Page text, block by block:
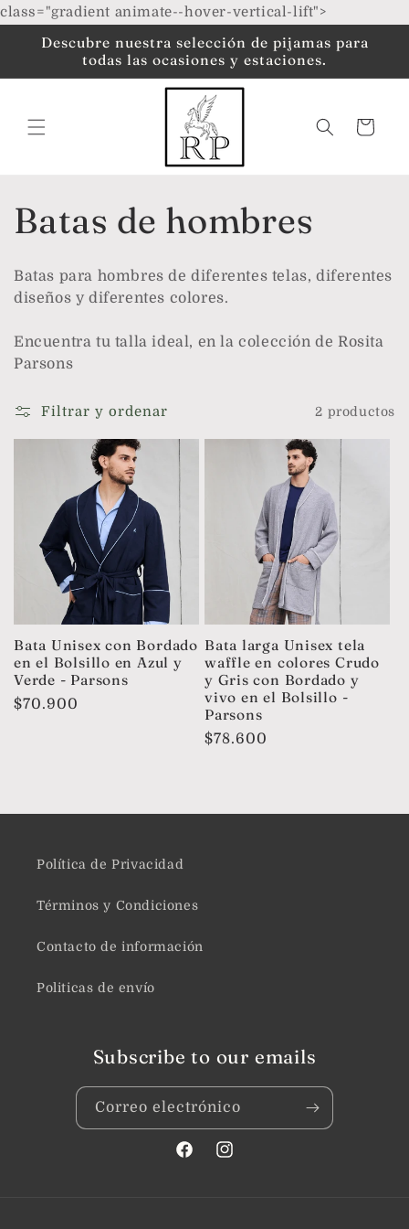
class="gradient animate--hover-vertical-lift">
directamente
al contenido
Descubre nuestra selección de pijamas para
todas las ocasiones y estaciones.
Carrito
C
o
l
e
c
c
:
Batas de hombres
Batas para hombres de diferentes telas, diferentes
diseños y diferentes colores.
Encuentra tu talla ideal, en la colección de Rosita
Parsons
Filtrar y ordenar 2 productos
Bata Unisex con Bordado
en el Bolsillo en Azul y
Verde - Parsons
Precio
$70.900
Bata larga Unisex tela
waffle en colores Crudo
y Gris con Bordado y
vivo en el Bolsillo -
Parsons
Precio
$78.600
Política de Privacidad
Términos y Condiciones
Contacto de información
Politicas de envío
Subscribe to our emails
Correo electrónico
FacebookInstagram